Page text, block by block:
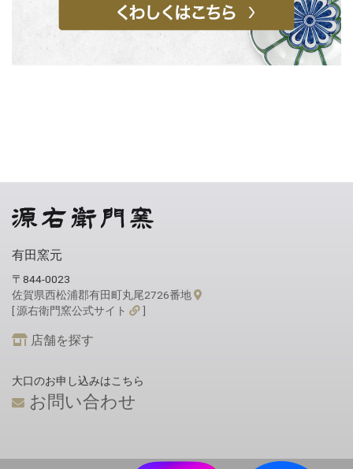
有田窯元
〒844-0023
佐賀県西松浦郡有田町丸尾2726番地
[ 源右衛門窯公式サイト
]
店舗を探す
大口のお申し込みはこちら
お問い合わせ